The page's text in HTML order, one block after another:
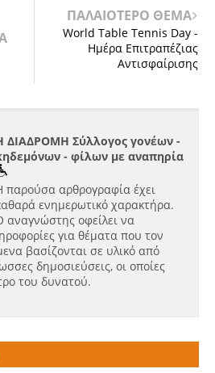
ΠΑΛΑΙΟΤΕΡΟ ΘΕΜΑ
World Table Tennis Day -
Ημέρα Επιτραπέζιας
Αντισφαίρισης
ΔΙΑΔΡΟΜΗ Σύλλογος γονέων -
- φίλων με αναπηρία
παρούσα αρθρογραφία έχει
ενημερωτικό χαρακτήρα.
αναγνώστης οφείλει να
για θέματα που τον
βασίζονται σε υλικό από
δημοσιεύσεις, οι οποίες
του δυνατού.